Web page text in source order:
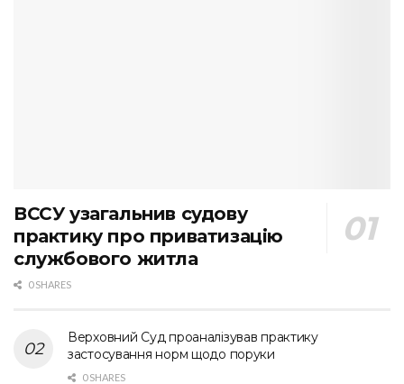
ВССУ узагальнив судову
практику про приватизацію
службового житла
0 SHARES
Верховний Суд проаналізував практику
застосування норм щодо поруки
0 SHARES